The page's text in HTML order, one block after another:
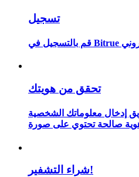
تسجيل
تحقق من هويتك
إدخال معلوماتك الشخصية
شراء التشفير!